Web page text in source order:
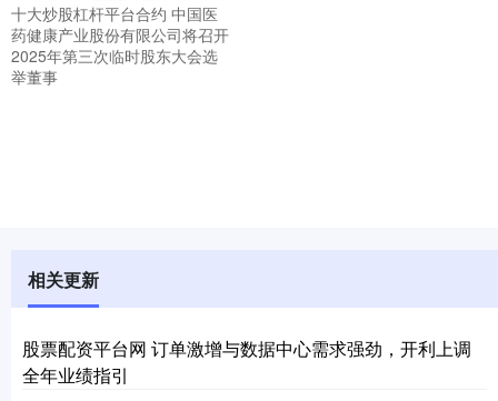
十大炒股杠杆平台合约 中国医
药健康产业股份有限公司将召开
2025年第三次临时股东大会选
举董事
相关更新
股票配资平台网 订单激增与数据中心需求强劲，开利上调
全年业绩指引